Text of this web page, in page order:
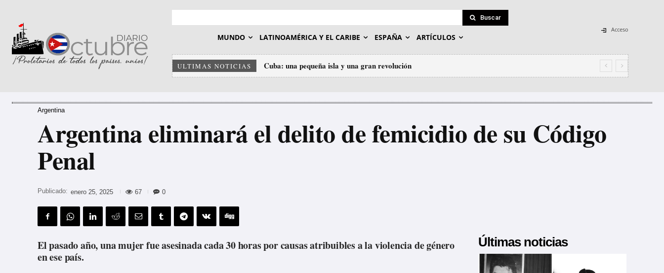
Buscar
MUNDO LATINOAMÉRICA Y EL CARIBE ESPAÑA ARTÍCULOS
Acceso
ULTIMAS NOTICIAS Cuba: una pequeña isla y una gran revolución
Divide y sirve: el fascismo enfrenta a los pueblos para beneficiar a sus amos
Argentina
Argentina eliminará el delito de femicidio de su Código
Penal
Publicado: enero 25, 2025 67 0
El pasado año, una mujer fue asesinada cada 30 horas por causas atribuibles a la violencia de género
en ese país.
Últimas noticias